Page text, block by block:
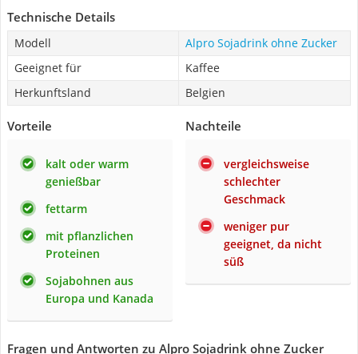
Technische Details
Modell
Alpro Sojadrink ohne Zucker
Geeignet für
Kaffee
Herkunftsland
Belgien
Vorteile
kalt oder warm
genießbar
fettarm
mit pflanzlichen
Proteinen
Sojabohnen aus
Europa und Kanada
Nachteile
vergleichsweise
schlechter
Geschmack
weniger pur
geeignet, da nicht
süß
Fragen und Antworten zu Alpro Sojadrink ohne Zucker